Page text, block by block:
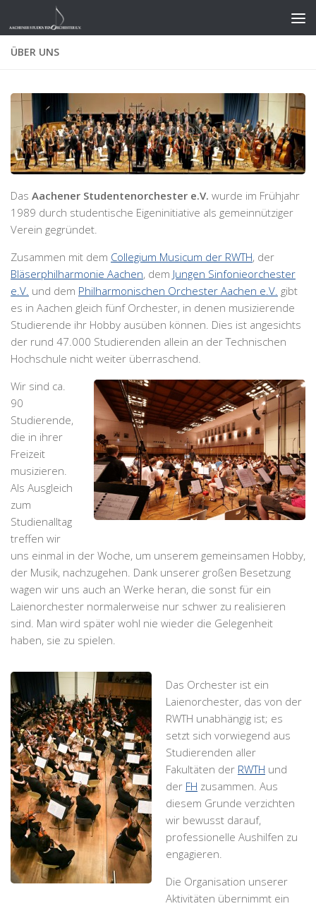
Zum Inhalt springen
ÜBER UNS
Das Aachener Studentenorchester e.V. wurde im Frühjahr
1989 durch studentische Eigeninitiative als gemeinnütziger
Verein gegründet.
Zusammen mit dem Collegium Musicum der RWTH, der
Bläserphilharmonie Aachen, dem Jungen Sinfonieorchester
e.V. und dem Philharmonischen Orchester Aachen e.V. gibt
es in Aachen gleich fünf Orchester, in denen musizierende
Studierende ihr Hobby ausüben können. Dies ist angesichts
der rund 47.000 Studierenden allein an der Technischen
Hochschule nicht weiter überraschend.
Wir sind ca.
90
Studierende,
die in ihrer
Freizeit
musizieren.
Als Ausgleich
zum
Studienalltag
treffen wir
uns einmal in der Woche, um unserem gemeinsamen Hobby,
der Musik, nachzugehen. Dank unserer großen Besetzung
wagen wir uns auch an Werke heran, die sonst für ein
Laienorchester normalerweise nur schwer zu realisieren
sind. Man wird später wohl nie wieder die Gelegenheit
haben, sie zu spielen.
Das Orchester ist ein
Laienorchester, das von der
RWTH unabhängig ist; es
setzt sich vorwiegend aus
Studierenden aller
Fakultäten der RWTH und
der FH zusammen. Aus
diesem Grunde verzichten
wir bewusst darauf,
professionelle Aushilfen zu
engagieren.
Die Organisation unserer
Aktivitäten übernimmt ein